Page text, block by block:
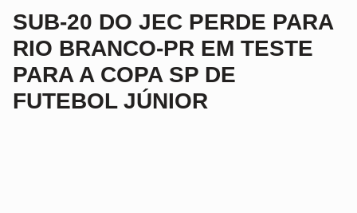
SUB-20 DO JEC PERDE PARA
RIO BRANCO-PR EM TESTE
PARA A COPA SP DE
FUTEBOL JÚNIOR